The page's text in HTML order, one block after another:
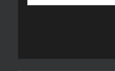
DIE
EIN.